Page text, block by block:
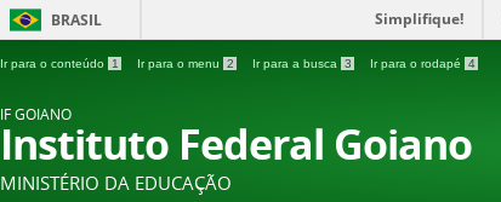
BRASIL Simplifique!
Ir para o conteúdo 1 Ir para o menu 2 Ir para a busca 3 Ir para o rodapé 4
IF GOIANO
Instituto Federal Goiano
MINISTÉRIO DA EDUCAÇÃO